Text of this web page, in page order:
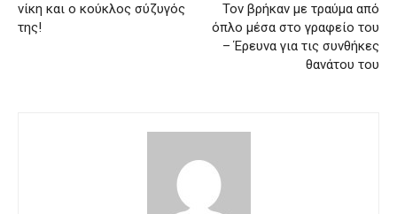
νίκη και ο κούκλος σύζυγός
της!
Τον βρήκαν με τραύμα από
όπλο μέσα στο γραφείο του
– Έρευνα για τις συνθήκες
θανάτου του